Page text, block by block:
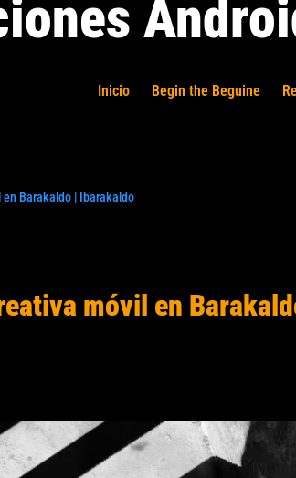
Inicio Begin the Beguine
Barakaldo | Ibarakaldo
móvil en